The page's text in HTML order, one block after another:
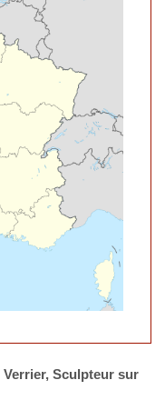
Verrier, Sculpteur sur